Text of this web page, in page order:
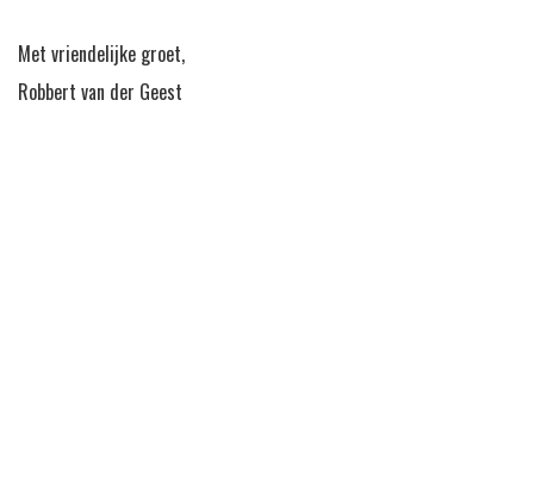
Met vriendelijke groet,
Robbert van der Geest